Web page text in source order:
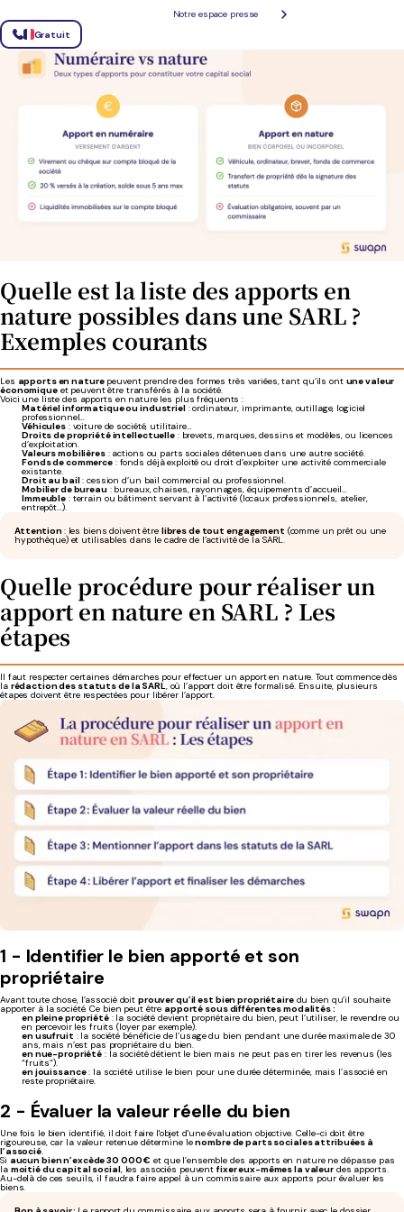
Notre espace presse
Gratuit
Que vous apportiez de l'argent ou un bien, votre contribution entre dans
social et détermine vos droits dans la société
Quelle est la liste des apports en
nature possibles dans une SARL ?
Exemples courants
Les apports en naturepeuvent prendre des formes très variées, tant qu’ils ont une valeur
économiqueet peuvent être transférés à la société.
Voici une liste des apports en nature les plus fréquents :
Matériel informatique ou industriel: ordinateur, imprimante, outillage, logiciel
professionnel…
Véhicules: voiture de société, utilitaire…
Droits de propriété intellectuelle: brevets, marques, dessins et modèles, ou licences
d’exploitation.
Valeurs mobilières: actions ou parts sociales détenues dans une autre société.
Fonds de commerce: fonds déjà exploité ou droit d’exploiter une activité commerciale
existante.
Droit au bail: cession d’un bail commercial ou professionnel.
Mobilier de bureau: bureaux, chaises, rayonnages, équipements d’accueil…
Immeuble : terrain ou bâtiment servant à l’activité (locaux professionnels, atelier,
entrepôt…).
Attention: les biens doivent être libres de tout engagement (comme un prêt ou une
hypothèque) et utilisables dans le cadre de l’activité de la SARL.
Quelle procédure pour réaliser un
apport en nature en SARL ? Les
étapes
Il faut respecter certaines démarches pour effectuer un apport en nature. Tout commence dès
la rédaction des statuts de la SARL , où l’apport doit être formalisé. Ensuite, plusieurs
étapes doivent être respectées pour libérer l’apport.
1 - Identifier le bien apporté et son
propriétaire
Avant toute chose, l’associé doit prouver qu’il est bien propriétairedu bien qu’il souhaite
apporter à la société. Ce bien peut être apporté sous différentes modalités :
en pleine propriété: la société devient propriétaire du bien, peut l’utiliser, le revendre ou
en percevoir les fruits (loyer par exemple).
en usufruit : la société bénéficie de l’usage du bien pendant une durée maximale de 30
ans, mais n’est pas propriétaire du bien.
en nue-propriété : la société détient le bien mais ne peut pas en tirer les revenus (les
“fruits”).
en jouissance: la société utilise le bien pour une durée déterminée, mais l’associé en
reste propriétaire.
2 - Évaluer la valeur réelle du bien
Une fois le bien identifié, il doit faire l'objet d'une évaluation objective. Celle-ci doit être
rigoureuse, car la valeur retenue détermine lenombre de parts sociales attribuées à
l’associé.
Si aucun bien n’excède 30 000 € et que l’ensemble des apports en nature ne dépasse pas
la moitié du capital social, les associés peuventfixer eux-mêmes la valeur des apports.
Au-delà de ces seuils, il faudra faire appel à un commissaire aux apports pour évaluer les
biens.